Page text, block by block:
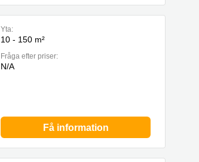
Yta:
10 - 150 m²
Fråga efter priser:
N/A
Få information